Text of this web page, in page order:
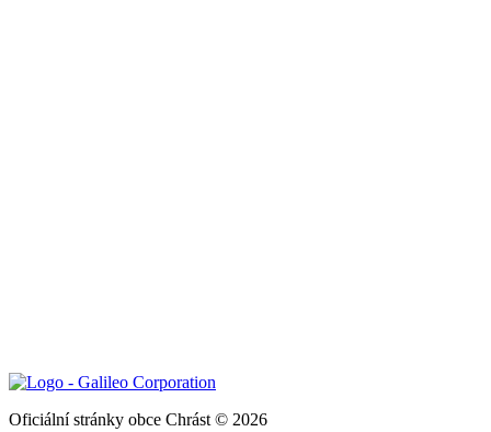
Oficiální stránky obce Chrást © 2026